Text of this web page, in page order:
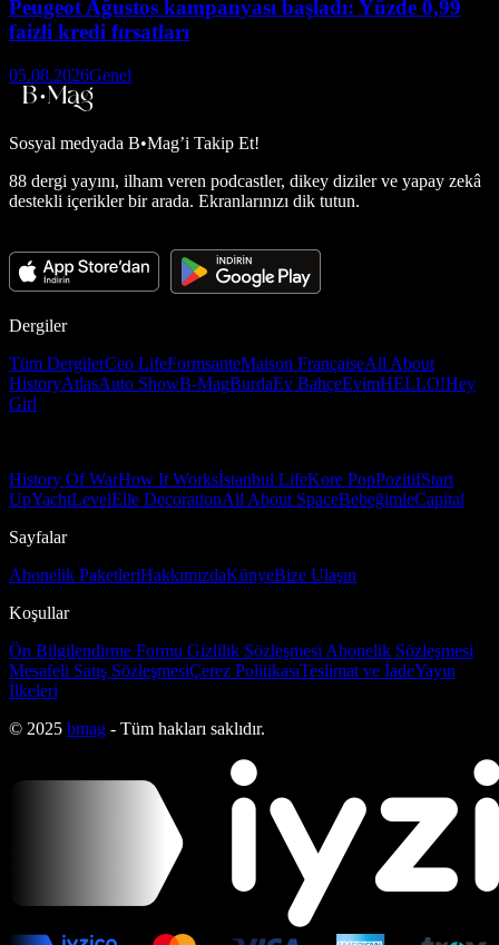
Peugeot Ağustos kampanyası başladı: Yüzde 0,99
faizli kredi fırsatları
05.08.2026Genel
Sosyal medyada B•Mag’i Takip Et!
88 dergi yayını, ilham veren podcastler, dikey diziler ve yapay zekâ
destekli içerikler bir arada. Ekranlarınızı dik tutun.
Dergiler
Tüm DergilerCeo LifeFormsanteMaison FrançaiseAll About
HistoryAtlasAuto ShowB-MagBurdaEv BahçeEvimHELLO!Hey
Girl
History Of WarHow It Worksİstanbul LifeKore PopPozitifStart
UpYachtLevelElle DecorationAll About SpaceBebeğimleCapital
Sayfalar
Abonelik PaketleriHakkımızdaKünyeBize Ulaşın
Koşullar
Ön Bilgilendirme Formu Gizlilik Sözleşmesi Abonelik Sözleşmesi
Mesafeli Satış SözleşmesiÇerez PolitikasıTeslimat ve İadeYayın
İlkeleri
© 2025 bmag - Tüm hakları saklıdır.